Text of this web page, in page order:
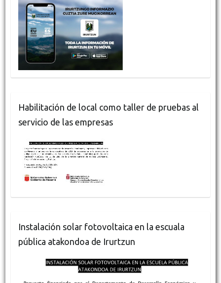
Habilitación de local como taller de pruebas al
servicio de las empresas
Instalación solar fotovoltaica en la escuala
pública atakondoa de Irurtzun